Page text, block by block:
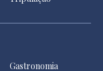
Gastronomia